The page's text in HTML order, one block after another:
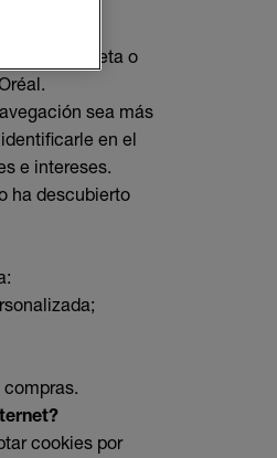
tableta o
sea más
en el
e intereses.
ha descubierto
cookies por